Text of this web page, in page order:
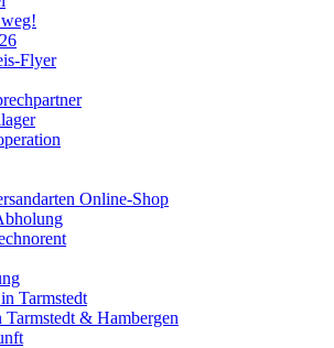
Flyer
Online-Shop
Tarmstedt
Tarmstedt & Hambergen